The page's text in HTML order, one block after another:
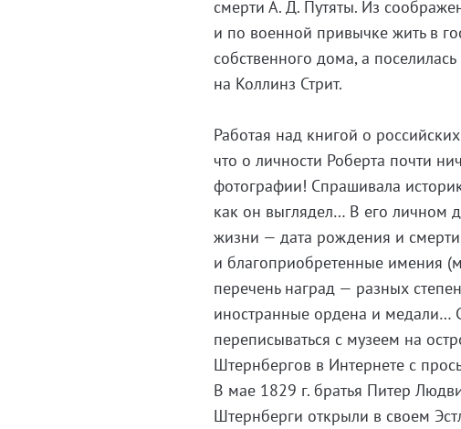
смерти А. Д. Путяты. Из
и по военной привычке жить в
собственного дома, а
на Коллинз Стрит.
Работая над книгой о
что о личности Роберта почти
фотографии! Спрашивала
как он выглядел… В его личном
жизни — дата рождения и
и благоприобретенные имения
перечень наград — разных
иностранные ордена и медали…
переписываться с музеем на
Штернбергов в Интернете с
В мае 1829 г. братья Питер
Штернберги открыли в своем